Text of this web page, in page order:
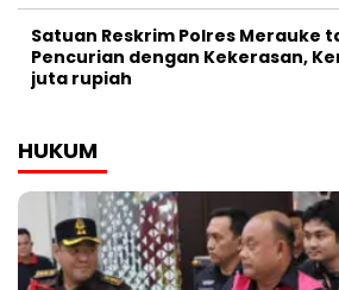
Satuan Reskrim Polres Merauke
Pencurian dengan Kekerasan,
juta rupiah
HUKUM